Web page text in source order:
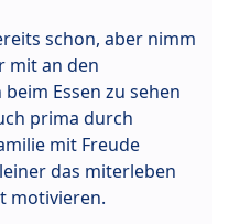
schon, aber nimm
mit an den
Essen zu sehen
prima durch
mit Freude
das miterleben
motivieren.